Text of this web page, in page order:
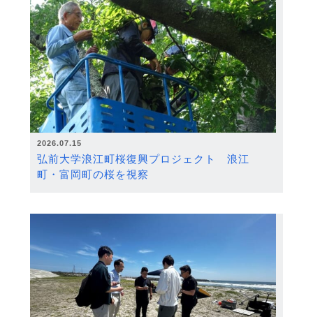
2026.07.15
弘前大学浪江町桜復興プロジェクト 浪江
町・富岡町の桜を視察